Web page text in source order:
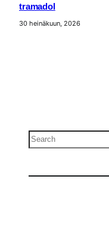
tramadol
30 heinäkuun, 2026
Search